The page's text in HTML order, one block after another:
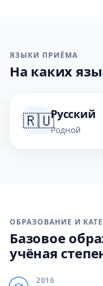
ЯЗЫКИ ПРИЁМА
На каких
🇷🇺Русский
Родной
ОБРАЗОВАНИЕ И
Базовое
учёная
2016